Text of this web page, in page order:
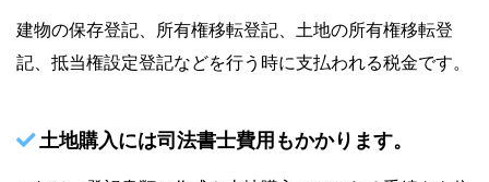
建物の保存登記、所有権移転登記、土地の所有権移転登
記、抵当権設定登記などを行う時に支払われる税金です。
土地購入には司法書士費用もかかります。